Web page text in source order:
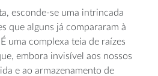
esconde-se uma intrincada
que alguns já compararam à
uma complexa teia de raízes
embora invisível aos nossos
e ao armazenamento de